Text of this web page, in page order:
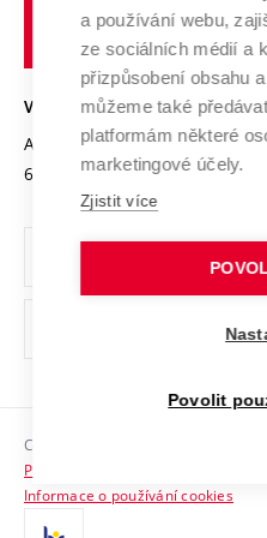
Transfer znalostí
Open Science
Projekty
Projekty ze strukturálních
Specifický výzkum
Služby univerzity
Mezinárodní dohody
Univerzitní sítě
Podnikavá univerzita /
Bezpečná univerzita
Vyznamenání
Organizační struktura
Ochrana osobních údajů
odkaz)
Sociální bezpečí
HR Award
VYSOKÉ UČENÍ TECHNICKÉ V
Antonínská 548/1
602 00 Brno
Copyright © 2026 VUT
Prohlášení o přístupnosti
Informace o používání cookies
a používání webu,
ze sociálních médií a
přizpůsobení obsahu
můžeme také
platformám některé
marketingové účely.
Zjistit více
Povolit